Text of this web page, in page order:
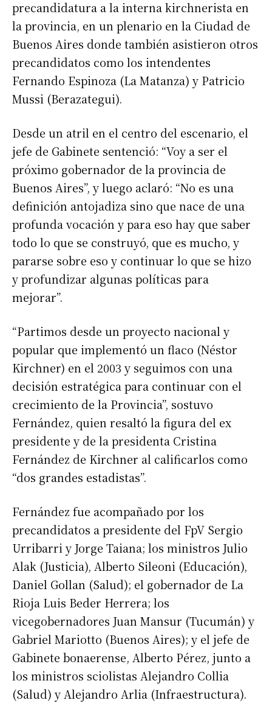
precandidatura a la interna kirchnerista en
la provincia, en un plenario en la Ciudad de
Buenos Aires donde también asistieron otros
precandidatos como los intendentes
Fernando Espinoza (La Matanza) y Patricio
Mussi (Berazategui).
Desde un atril en el centro del escenario, el
jefe de Gabinete sentenció: “Voy a ser el
próximo gobernador de la provincia de
Buenos Aires”, y luego aclaró: “No es una
definición antojadiza sino que nace de una
profunda vocación y para eso hay que saber
todo lo que se construyó, que es mucho, y
pararse sobre eso y continuar lo que se hizo
y profundizar algunas políticas para
mejorar”.
“Partimos desde un proyecto nacional y
popular que implementó un flaco (Néstor
Kirchner) en el 2003 y seguimos con una
decisión estratégica para continuar con el
crecimiento de la Provincia”, sostuvo
Fernández, quien resaltó la figura del ex
presidente y de la presidenta Cristina
Fernández de Kirchner al calificarlos como
“dos grandes estadistas”.
Fernández fue acompañado por los
precandidatos a presidente del FpV Sergio
Urribarri y Jorge Taiana; los ministros Julio
Alak (Justicia), Alberto Sileoni (Educación),
Daniel Gollan (Salud); el gobernador de La
Rioja Luis Beder Herrera; los
vicegobernadores Juan Mansur (Tucumán) y
Gabriel Mariotto (Buenos Aires); y el jefe de
Gabinete bonaerense, Alberto Pérez, junto a
los ministros sciolistas Alejandro Collia
(Salud) y Alejandro Arlia (Infraestructura).